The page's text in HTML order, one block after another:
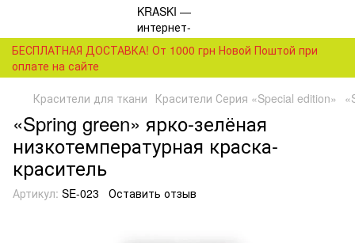
БЕСПЛАТНАЯ ДОСТАВКА! От 1000 грн Новой Поштой при
оплате на сайте
Красители для ткани Красители Серия «Special edition»
«Spring green» ярко-зелёная
низкотемпературная краска-
краситель
Артикул: SE-023 Оставить отзыв